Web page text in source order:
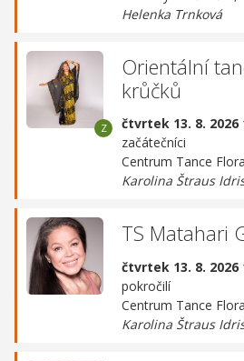
Helenka Trnková
Orientální
krůčků
čtvrtek 13. 8. 2026
začátečníci
Centrum Tance
Karolina Štraus
TS Matahari
čtvrtek 13. 8. 2026
pokročilí
Centrum Tance
Karolina Štraus